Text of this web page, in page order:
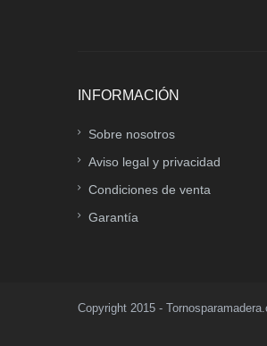
INFORMACIÓN
Sobre nosotros
Aviso legal y privacidad
Condiciones de venta
Garantía
Copyright 2015 -